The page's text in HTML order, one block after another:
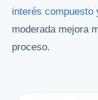
interés compuesto
moderada mejora
proceso.